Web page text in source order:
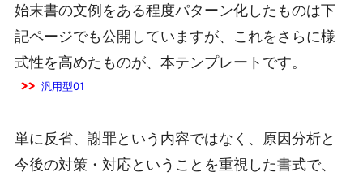
始末書の文例をある程度パターン化したものは下
記ページでも公開していますが、これをさらに様
式性を高めたものが、本テンプレートです。
汎用型01
単に反省、謝罪という内容ではなく、原因分析と
今後の対策・対応ということを重視した書式で、